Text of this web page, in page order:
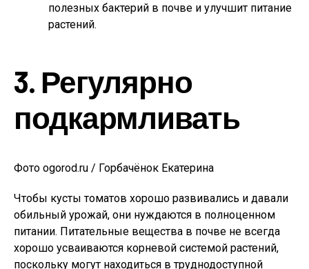
полезных бактерий в почве и улучшит питание
растений.
3. Регулярно
подкармливать
Фото ogorod.ru / Горбачёнок Екатерина
Чтобы кусты томатов хорошо развивались и давали
обильный урожай, они нуждаются в полноценном
питании. Питательные вещества в почве не всегда
хорошо усваиваются корневой системой растений,
поскольку могут находиться в труднодоступной